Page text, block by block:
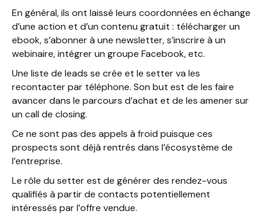
En général, ils ont laissé leurs coordonnées en échange
d’une action et d’un contenu gratuit : télécharger un
ebook, s’abonner à une newsletter, s’inscrire à un
webinaire, intégrer un groupe Facebook, etc.
Une liste de leads se crée et le setter va les
recontacter par téléphone. Son but est de les faire
avancer dans le parcours d’achat et de les amener sur
un call de closing.
Ce ne sont pas des appels à froid puisque ces
prospects sont déjà rentrés dans l’écosystème de
l’entreprise.
Le rôle du setter est de générer des rendez-vous
qualifiés à partir de contacts potentiellement
intéressés par l’offre vendue.